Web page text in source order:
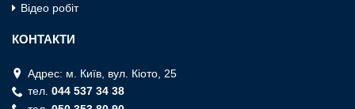
Відео робіт
КОНТАКТИ
Адрес: м. Київ, вул. Кiото, 25
тел. 044 537 34 38